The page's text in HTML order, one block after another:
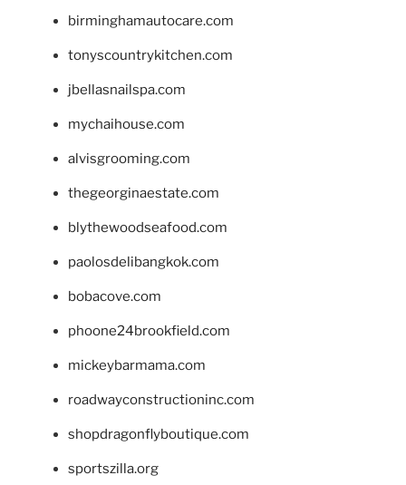
birminghamautocare.com
tonyscountrykitchen.com
jbellasnailspa.com
mychaihouse.com
alvisgrooming.com
thegeorginaestate.com
blythewoodseafood.com
paolosdelibangkok.com
bobacove.com
phoone24brookfield.com
mickeybarmama.com
roadwayconstructioninc.com
shopdragonflyboutique.com
sportszilla.org